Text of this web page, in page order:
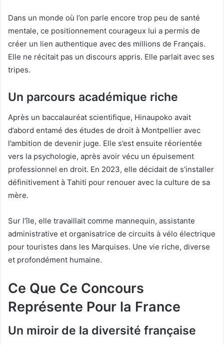
Dans un monde où l’on parle encore trop peu de santé
mentale, ce positionnement courageux lui a permis de
créer un lien authentique avec des millions de Français.
Elle ne récitait pas un discours appris. Elle parlait avec ses
tripes.
Un parcours académique riche
Après un baccalauréat scientifique, Hinaupoko avait
d’abord entamé des études de droit à Montpellier avec
l’ambition de devenir juge. Elle s’est ensuite réorientée
vers la psychologie, après avoir vécu un épuisement
professionnel en droit. En 2023, elle décidait de s’installer
définitivement à Tahiti pour renouer avec la culture de sa
mère.
Sur l’île, elle travaillait comme mannequin, assistante
administrative et organisatrice de circuits à vélo électrique
pour touristes dans les Marquises. Une vie riche, diverse
et profondément humaine.
Ce Que Ce Concours
Représente Pour la France
Un miroir de la diversité française